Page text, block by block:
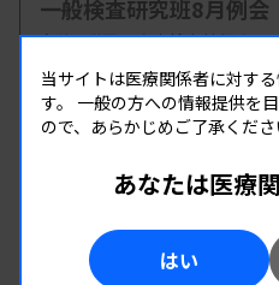
一般検査研究班8月例会
主催 :群馬県臨床検査技師会
開催場所 : 群馬県
一般
08.22（土）-2026.
【一般：尿沈渣】USC
東洋紡株式会社
当サイトは医療関係者に対す
す。 一般の方への情報提供を
ので、あらかじめご了承くださ
あなたは医療
はい